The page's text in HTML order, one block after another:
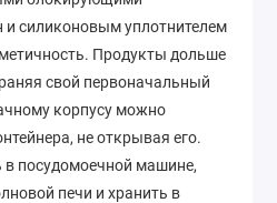
и силиконовым уплотнителем
Продукты дольше
свой первоначальный
корпусу можно
не открывая его.
посудомоечной машине,
печи и хранить в